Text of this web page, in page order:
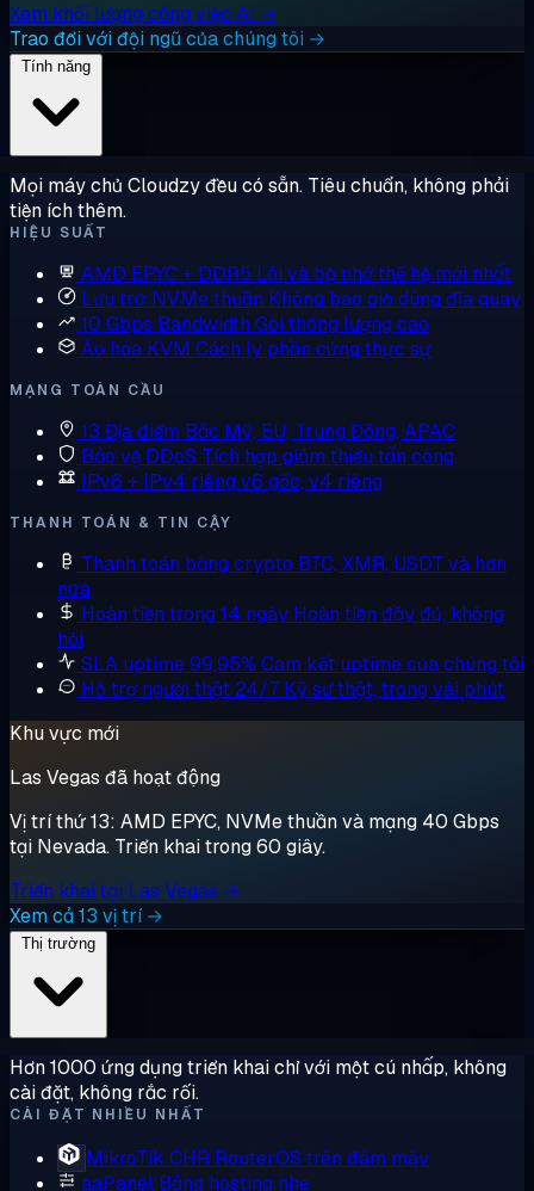
Xem khối lượng công việc AI →
Trao đổi với đội ngũ của chúng tôi →
Mọi máy chủ Cloudzy đều có sẵn. Tiêu chuẩn, không phải
tiện ích thêm.
HIỆU SUẤT
AMD EPYC + DDR5 Lõi và bộ nhớ thế hệ mới nhất
Lưu trữ NVMe thuần Không bao giờ dùng đĩa quay
10 Gbps Bandwidth Gói thông lượng cao
Ảo hóa KVM Cách ly phần cứng thực sự
MẠNG TOÀN CẦU
13 Địa điểm Bắc Mỹ, EU, Trung Đông, APAC
Bảo vệ DDoS Tích hợp giảm thiểu tấn công
IPv6 + IPv4 riêng v6 gốc, v4 riêng
THANH TOÁN & TIN CẬY
Thanh toán bằng crypto BTC, XMR, USDT và hơn
nữa
Hoàn tiền trong 14 ngày Hoàn tiền đầy đủ, không
hỏi
SLA uptime 99,95% Cam kết uptime của chúng tôi
Hỗ trợ người thật 24/7 Kỹ sư thật, trong vài phút
Khu vực mới
Las Vegas đã hoạt động
Vị trí thứ 13: AMD EPYC, NVMe thuần và mạng 40 Gbps
tại Nevada. Triển khai trong 60 giây.
Triển khai tại Las Vegas →
Xem cả 13 vị trí →
Hơn 1000 ứng dụng triển khai chỉ với một cú nhấp, không
cài đặt, không rắc rối.
CÀI ĐẶT NHIỀU NHẤT
MikroTik CHR RouterOS trên đám mây
aaPanel Bảng hosting nhẹ